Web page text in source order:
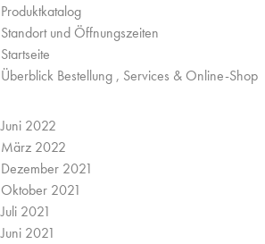
Produktkatalog
Standort und Öffnungszeiten
Startseite
Überblick Bestellung , Services & Online-Shop
Juni 2022
März 2022
Dezember 2021
Oktober 2021
Juli 2021
Juni 2021